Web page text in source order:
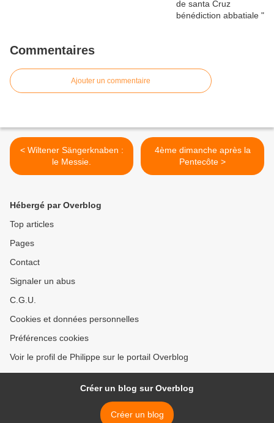
Commentaires
Ajouter un commentaire
< Wiltener Sängerknaben :
le Messie.
4ème dimanche après la
Pentecôte >
Hébergé par Overblog
Top articles
Pages
Contact
Signaler un abus
C.G.U.
Cookies et données personnelles
Préférences cookies
Voir le profil de Philippe sur le portail Overblog
Créer un blog sur Overblog
Créer un blog